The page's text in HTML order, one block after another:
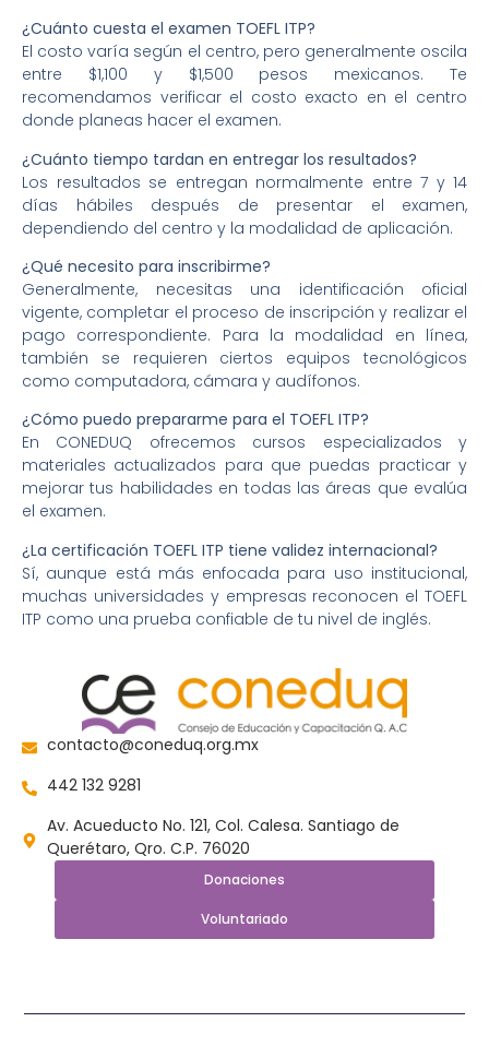
¿Cuánto cuesta el examen TOEFL ITP?
El costo varía según el centro, pero generalmente oscila
entre $1,100 y $1,500 pesos mexicanos. Te
recomendamos verificar el costo exacto en el centro
donde planeas hacer el examen.
¿Cuánto tiempo tardan en entregar los resultados?
Los resultados se entregan normalmente entre 7 y 14
días hábiles después de presentar el examen,
dependiendo del centro y la modalidad de aplicación.
¿Qué necesito para inscribirme?
Generalmente, necesitas una identificación oficial
vigente, completar el proceso de inscripción y realizar el
pago correspondiente. Para la modalidad en línea,
también se requieren ciertos equipos tecnológicos
como computadora, cámara y audífonos.
¿Cómo puedo prepararme para el TOEFL ITP?
En CONEDUQ ofrecemos cursos especializados y
materiales actualizados para que puedas practicar y
mejorar tus habilidades en todas las áreas que evalúa
el examen.
¿La certificación TOEFL ITP tiene validez internacional?
Sí, aunque está más enfocada para uso institucional,
muchas universidades y empresas reconocen el TOEFL
ITP como una prueba confiable de tu nivel de inglés.
contacto@coneduq.org.mx
442 132 9281
Av. Acueducto No. 121, Col. Calesa. Santiago de
Querétaro, Qro. C.P. 76020
Donaciones
Voluntariado